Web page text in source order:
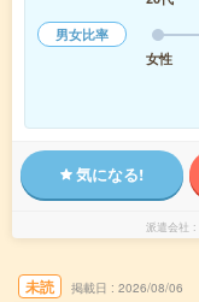
男女比率
女性
気になる!
派遣会社
未読 掲載日 2026/08/06